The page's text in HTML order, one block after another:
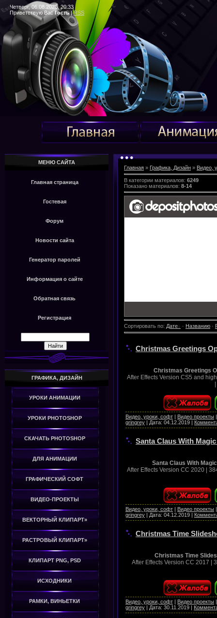
Четверг, 06.08.2026, 20:33
Приветствую Вас Гость|RSS
МЕНЮ САЙТА
Главная страница
Гостевая
Форум
Новости сайта
Генератор паролей
Информация о сайте
Обратная связь
Регистрация
ГРАФИКА, ДИЗАЙН
УРОКИ АНИМАЦИИ
УРОКИ PHOTOSHOP
СКАЧАТЬ PHOTOSHOP
ДЛЯ АНИМАЦИИ
ГРАФИЧЕСКИЙ СОФТ
ВИДЕО-ПРОЕКТЫ
ВЕКТОРНЫЙ КЛИПАРТ»
РАСТРОВЫЙ КЛИПАРТ»
КЛИПАРТ PNG, PSD
ИСХОДНИКИ
РАМКИ, ВИНЬЕТКИ
Главная » Графика, Дизайн » Видео,
В категории материалов: 6249
Показано материалов: 8-14
Сортировать по: Дате · Названию ·
Christmas Greetings
Christmas Greetings
After Effects Version CS5 and
Видео, уроки, софт | Видео проекты
gringrey | Дата: 04.12.2019 |
Santa Claus With
Santa Claus With
After Effects Version CC 2020 |
Видео, уроки, софт | Видео проекты
gringrey | Дата: 04.12.2019 |
Christmas Time
Christmas Time
After Effects Version CC 2017 |
Видео, уроки, софт | Видео проекты
gringrey | Дата: 30.11.2019 |